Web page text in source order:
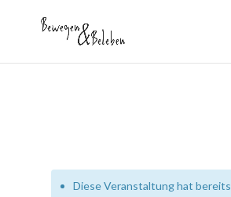
Diese Veranstaltung hat bereits